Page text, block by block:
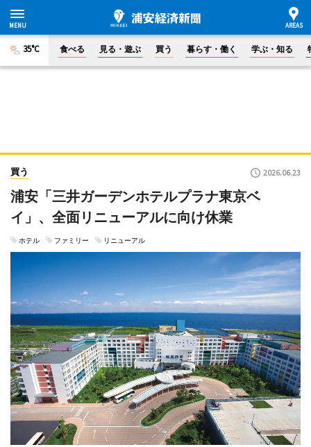
35°C 食べる 見る・遊ぶ 買う 暮らす・働く 学ぶ・知る
買う 2026.06.23
浦安「三井ガーデンホテルプラナ東京ベ
イ」、全面リニューアルに向け休業
ホテル ファミリー リニューアル